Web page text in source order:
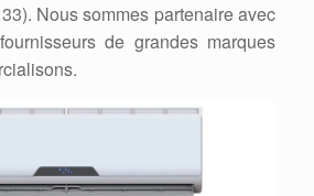
Nous sommes partenaire avec
de grandes marques